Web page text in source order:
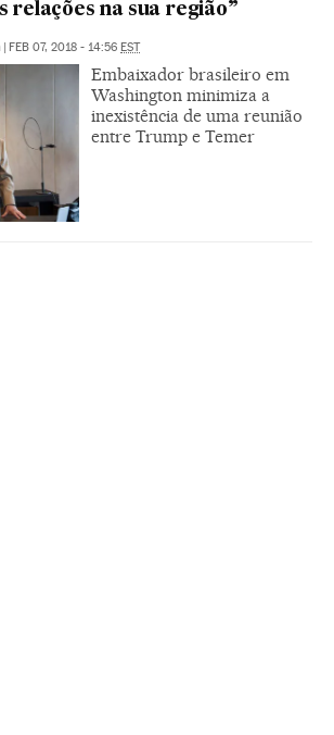
relações na sua região”
FEB 07, 2018 - 14:56 EST
Embaixador brasileiro em
Washington minimiza a
inexistência de uma reunião
entre Trump e Temer